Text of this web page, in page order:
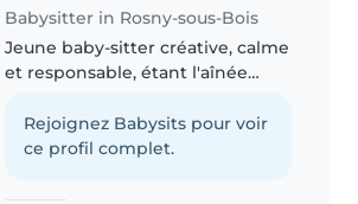
Babysitter in Rosny-sous-Bois
Jeune baby-sitter créative, calme
et responsable, étant l'aînée
ce qui m'a permis d'acquérir de
l'expérience auprès d'enfants
Rejoignez Babysits pour voir
ce profil complet.